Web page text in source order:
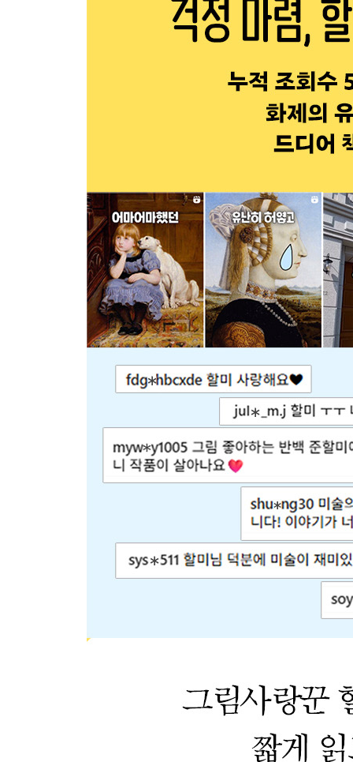
모두가 침묵할 때, 흑백이 외쳤다
확대할수록 수상한 디테일이 보이는 그림?
지나치게 아름다워서 이상한 의심을 받은 화가
[요즘 미술] 검은색 하나로 전 세계를 발칵 뒤집은
3장. “꼭 말로 하지 않아도 느껴졌지” ~연애소설보
폭풍우 속 도망치는 연인에 얽힌 은밀한 진실
아무 말 없어도 대답이 들려오는 그림
“전애인과 재회할 수 있을까요?”
좋아하는 여자에게 고백하고 비웃음을 당한 남자
아내를 300번 넘게 그린 사랑꾼의 찝찝한 비밀
바람난 남자친구 때문에 그림을 그만둔 화가
얼핏 보면 키스, 멀리서 보면…
감히 이 사랑을 그릴 수 있었던 단 한 사람
[요즘 미술] 당신을 사랑하니까, 겨눈 거야
4장. “펼치기만 해도 네 마음이 환해질 거야” ~차
바구니를 들고 기웃거리던 그 아주머니의 정체
때로는 이런 그림이 더 좋더라
‘이케아’는 그때 이미 완성되어 있었다
어느새 웃게 되는 그림 하나
어떤 순간에도 너는 가치 있는 사람
화가는 왜 평생토록 파란색을 좋아했을까?
200년 전 사람과 단숨에 친구 되는 법
농장 밖으로 나간 76살 할머니의 기적
[요즘 미술] 사탕은 하나씩 줄어들고 마음은 쌓여만